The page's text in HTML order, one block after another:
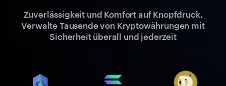
Zuverlässigkeit und Komfort auf Knopfdruck.
Verwalte Tausende von Kryptowährungen mit
Sicherheit überall und jederzeit